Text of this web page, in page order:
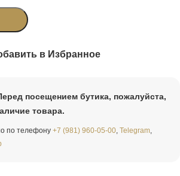
в Избранное
посещением бутика, пожалуйста,
товара.
по телефону +7 (981) 960-05-00 Telegram